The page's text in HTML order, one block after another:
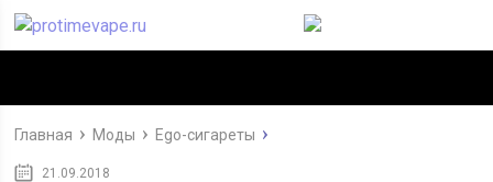
Главная Моды Ego-сигареты
21.09.2018